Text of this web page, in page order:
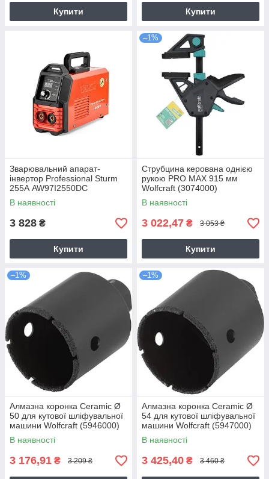
Купити Купити
Зварювальний апарат-
інвертор Professional Sturm
255А AW97I2550DC
В наявності
3 828 ₴
Купити
–1%
Струбцина керована однією
рукою PRO MAX 915 мм
Wolfcraft (3074000)
В наявності
3 022,47 ₴ 3 053 ₴
Купити
–1%
Алмазна коронка Ceramic Ø
50 для кутової шліфувальної
машини Wolfcraft (5946000)
В наявності
3 176,91 ₴ 3 209 ₴
–1%
Алмазна коронка Ceramic Ø
54 для кутової шліфувальної
машини Wolfcraft (5947000)
В наявності
3 425,40 ₴ 3 460 ₴